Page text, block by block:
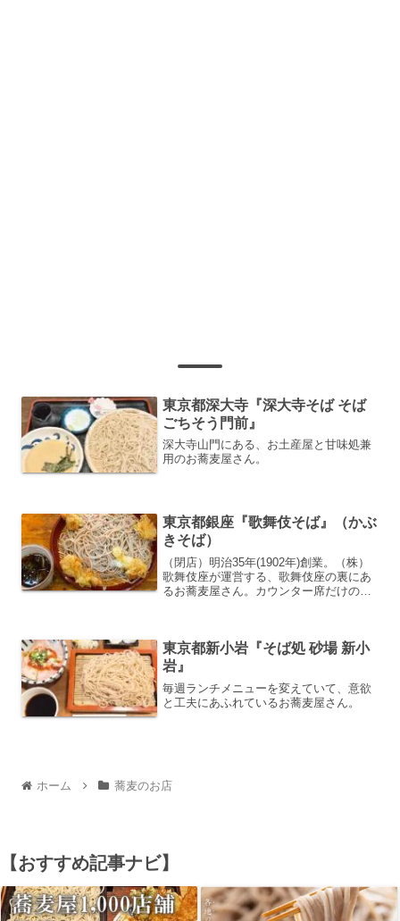
東京都深大寺『深大寺そば そば
ごちそう門前』
深大寺山門にある、お土産屋と甘味処兼
用のお蕎麦屋さん。
東京都銀座『歌舞伎そば』（かぶ
きそば）
（閉店）明治35年(1902年)創業。（株）
歌舞伎座が運営する、歌舞伎座の裏にあ
るお蕎麦屋さん。カウンター席だけの細
東京都新小岩『そば処 砂場 新小
岩』
毎週ランチメニューを変えていて、意欲
と工夫にあふれているお蕎麦屋さん。
ホーム 蕎麦のお店
【おすすめ記事ナビ】